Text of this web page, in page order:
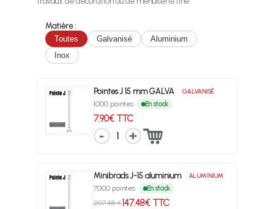
Matière :
Toutes
Galvanisé
Aluminium
Inox
Pointes J 15 mm GALVA GALVANISÉ
1000 pointes En stock
7.90€ TTC
1
Minibrads J-15 aluminium ALUMINIUM
7000 pointes En stock
207.48 €147.48€ TTC